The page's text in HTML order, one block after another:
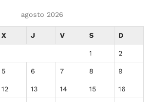
agosto 2026
X J V S D
1 2
5 6 7 8 9
12 13 14 15 16